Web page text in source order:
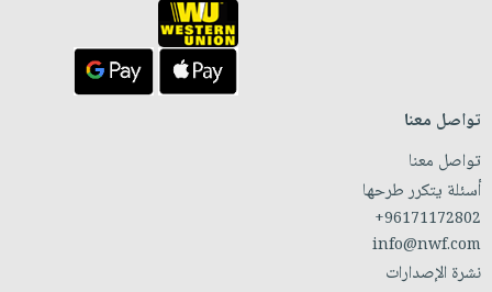
تواصل معنا
تواصل معنا
أسئلة يتكرر طرحها
+96171172802
info@nwf.com
نشرة الإصدارات